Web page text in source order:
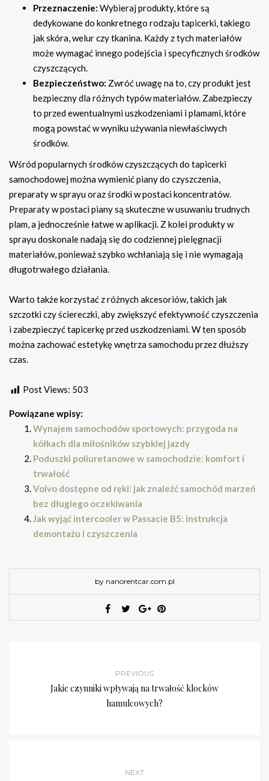
Przeznaczenie: Wybieraj produkty, które są
dedykowane do konkretnego rodzaju tapicerki, takiego
jak skóra, welur czy tkanina. Każdy z tych materiałów
może wymagać innego podejścia i specyficznych środków
czyszczących.
Bezpieczeństwo: Zwróć uwagę na to, czy produkt jest
bezpieczny dla różnych typów materiałów. Zabezpieczy
to przed ewentualnymi uszkodzeniami i plamami, które
mogą powstać w wyniku używania niewłaściwych
środków.
Wśród popularnych środków czyszczących do tapicerki
samochodowej można wymienić piany do czyszczenia,
preparaty w sprayu oraz środki w postaci koncentratów.
Preparaty w postaci piany są skuteczne w usuwaniu trudnych
plam, a jednocześnie łatwe w aplikacji. Z kolei produkty w
sprayu doskonale nadają się do codziennej pielęgnacji
materiałów, ponieważ szybko wchłaniają się i nie wymagają
długotrwałego działania.
Warto także korzystać z różnych akcesoriów, takich jak
szczotki czy ściereczki, aby zwiększyć efektywność czyszczenia
i zabezpieczyć tapicerkę przed uszkodzeniami. W ten sposób
można zachować estetykę wnętrza samochodu przez dłuższy
czas.
Post Views: 503
Powiązane wpisy:
Wynajem samochodów sportowych: przygoda na
kółkach dla miłośników szybkiej jazdy
Poduszki poliuretanowe w samochodzie: komfort i
trwałość
Volvo dostępne od ręki: jak znaleźć samochód marzeń
bez długiego oczekiwania
Jak wyjąć intercooler w Passacie B5: instrukcja
demontażu i czyszczenia
by nanorentcar.com.pl
PREVIOUS
Jakie czynniki wpływają na trwałość klocków
hamulcowych?
NEXT